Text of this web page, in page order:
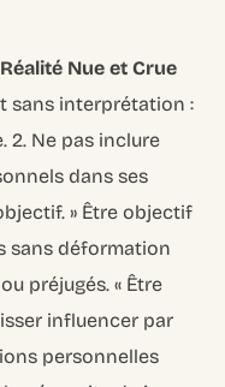
Nue et Crue
sans interprétation :
2. Ne pas inclure
dans ses
» Être objectif
sans déformation
préjugés. « Être
influencer par
personnelles